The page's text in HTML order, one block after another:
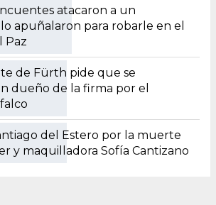
atacaron a un
apuñalaron para robarle en el
Paz
de Fürth pide que se
dueño de la firma por el
del Estero por la muerte
y maquilladora Sofía Cantizano